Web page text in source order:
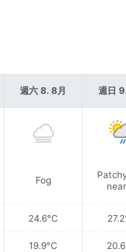
週六 8. 8月
Fog
24.6°C
19.9°C
週日